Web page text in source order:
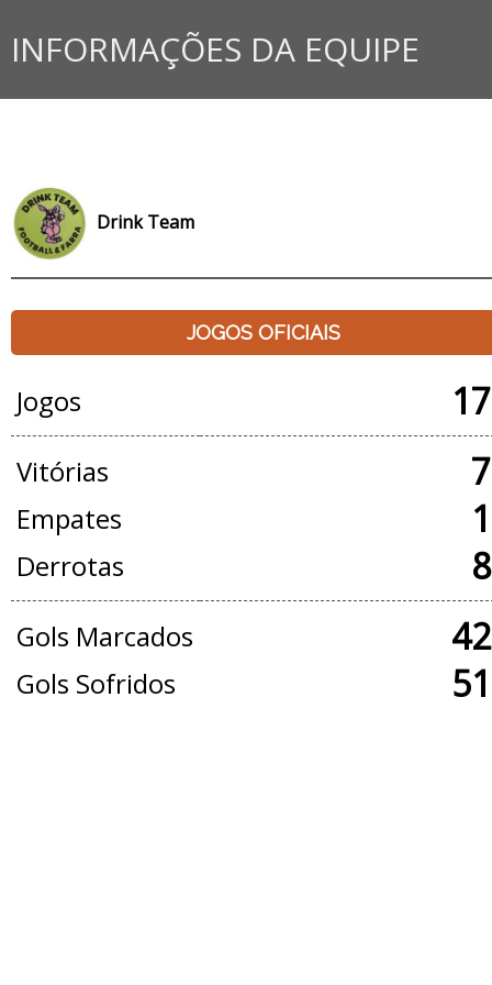
INFORMAÇÕES DA EQUIPE
Drink Team
JOGOS OFICIAIS
Jogos
Vitórias
Empates
Derrotas
Gols Marcados
Gols Sofridos